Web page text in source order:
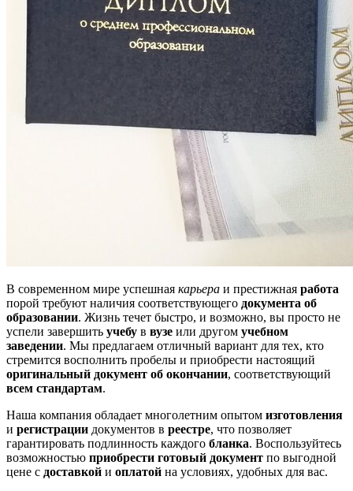
В современном мире успешная карьера и престижная работа
порой требуют наличия соответствующего документа об
образовании. Жизнь течет быстро, и возможно, вы просто не
успели завершить учебу в вузе или другом учебном
заведении. Мы предлагаем отличный вариант для тех, кто
стремится восполнить пробелы и приобрести настоящий
оригинальный документ об окончании, соответствующий
всем стандартам.
Наша компания обладает многолетним опытом изготовления
и регистрации документов в реестре, что позволяет
гарантировать подлинность каждого бланка. Воспользуйтесь
возможностью приобрести готовый документ по выгодной
цене с доставкой и оплатой на условиях, удобных для вас.